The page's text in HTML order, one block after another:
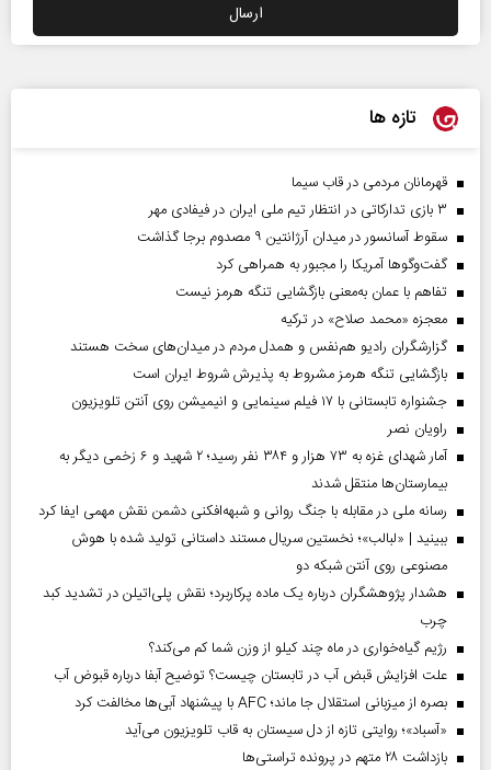
تازه ها
قهرمانان مردمی در قاب سیما
۳ بازی تدارکاتی در انتظار تیم ملی ایران در فیفادی مهر
سقوط آسانسور در میدان آرژانتین ۹ مصدوم برجا گذاشت
گفت‌وگوها آمریکا را مجبور به همراهی کرد
تفاهم با عمان به‌معنی بازگشایی تنگه هرمز نیست
معجزه «محمد صلاح» در ترکیه
گزارشگران رادیو هم‌نفس و همدل مردم در میدان‌های سخت هستند
بازگشایی تنگه هرمز مشروط به پذیرش شروط ایران است
جشنواره تابستانی با ۱۷ فیلم سینمایی و انیمیشن روی آنتن تلویزیون
راویان نصر
آمار شهدای غزه به ۷۳ هزار و ۳۸۴ نفر رسید؛ ۲ شهید و ۶ زخمی دیگر به
بیمارستان‌ها منتقل شدند
رسانه ملی در مقابله با جنگ روانی و شبهه‌افکنی دشمن نقش مهمی ایفا کرد
ببینید | «لبالب»؛ نخستین سریال مستند داستانی تولید شده با هوش
مصنوعی روی آنتن شبکه دو
هشدار پژوهشگران درباره یک ماده پرکاربرد؛ نقش پلی‌اتیلن در تشدید کبد
چرب
رژیم گیاه‌خواری در ماه چند کیلو از وزن شما کم می‌کند؟
علت افزایش قبض آب در تابستان چیست؟ توضیح آبفا درباره قبوض آب
بصره از میزبانی استقلال جا ماند؛ AFC با پیشنهاد آبی‌ها مخالفت کرد
«آسباد»؛ روایتی تازه از دل سیستان به قاب تلویزیون می‌آید
بازداشت ۲۸ متهم در پرونده تراستی‌ها